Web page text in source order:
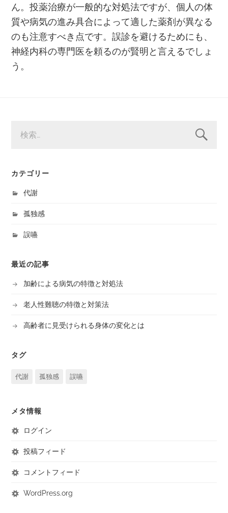
ん。投薬治療が一般的な対処法ですが、個人の体
質や病気の進み具合によって適した薬剤が異なる
のも注意すべき点です。誤診を避けるためにも、
神経内科の専門医を頼るのが賢明と言えるでしょ
う。
索:
カテゴリー
代謝
孤独感
誤嚥
最近の記事
加齢による病気の特徴と対処法
老人性難聴の特徴と対策法
高齢者に見受けられる身体の変化とは
タグ
代謝 孤独感 誤嚥
メタ情報
ログイン
投稿フィード
コメントフィード
WordPress.org